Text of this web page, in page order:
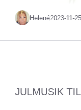
Helené2023-11-25
JULMUSIK